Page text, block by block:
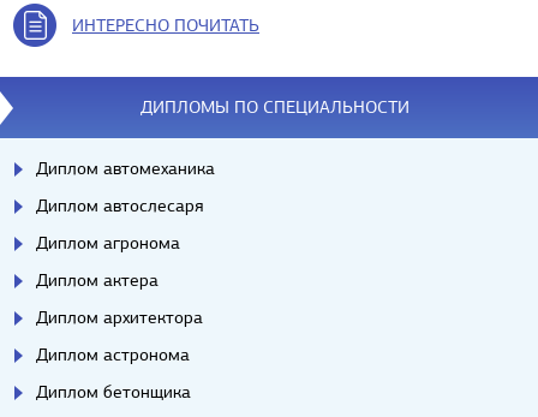
ИНТЕРЕСНО ПОЧИТАТЬ
ДИПЛОМЫ ПО СПЕЦИАЛЬНОСТИ
Диплом автомеханика
Диплом автослесаря
Диплом агронома
Диплом актера
Диплом архитектора
Диплом астронома
Диплом бетонщика